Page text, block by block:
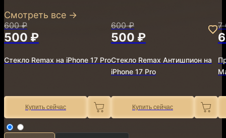
Смотреть все →
600 ₽
500 ₽
Стекло Remax на iPhone 17 Pro
Купить сейчас
600 ₽
500 ₽
Стекло Remax Антишпион на
iPhone 17 Pro
Купить сейчас
7